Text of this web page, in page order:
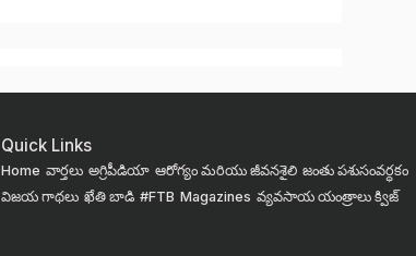
Quick Links
Home వార్తలు అగ్రిపీడియా ఆరోగ్యం మరియు జీవనశైలి జంతు పశుసంవర్ధకం
విజయ గాథలు ఖేతి బాడి #FTB Magazines వ్యవసాయ యంత్రాలుక్విజ్